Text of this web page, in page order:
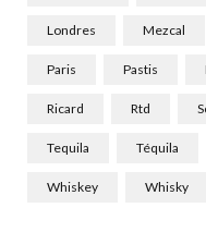
Londres Mezcal
Paris Pastis
Ricard Rtd
Tequila Téquila
Whiskey Whisky